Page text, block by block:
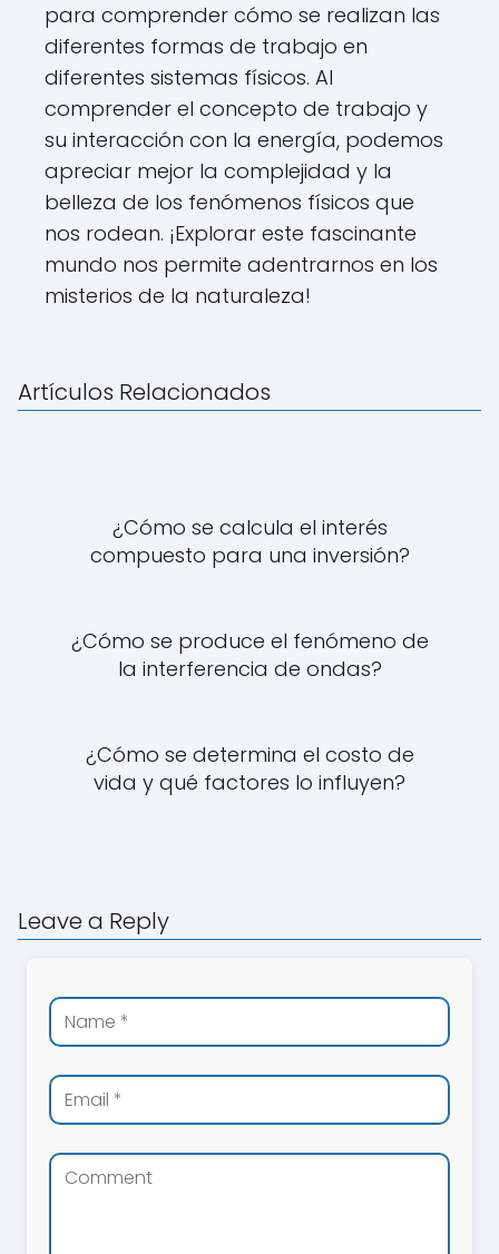
para comprender cómo se realizan las
diferentes formas de trabajo en
diferentes sistemas físicos. Al
comprender el concepto de trabajo y
su interacción con la energía, podemos
apreciar mejor la complejidad y la
belleza de los fenómenos físicos que
nos rodean. ¡Explorar este fascinante
mundo nos permite adentrarnos en los
misterios de la naturaleza!
Artículos Relacionados
¿Cómo se calcula el interés
compuesto para una inversión?
¿Cómo se produce el fenómeno de
la interferencia de ondas?
¿Cómo se determina el costo de
vida y qué factores lo influyen?
Leave a Reply